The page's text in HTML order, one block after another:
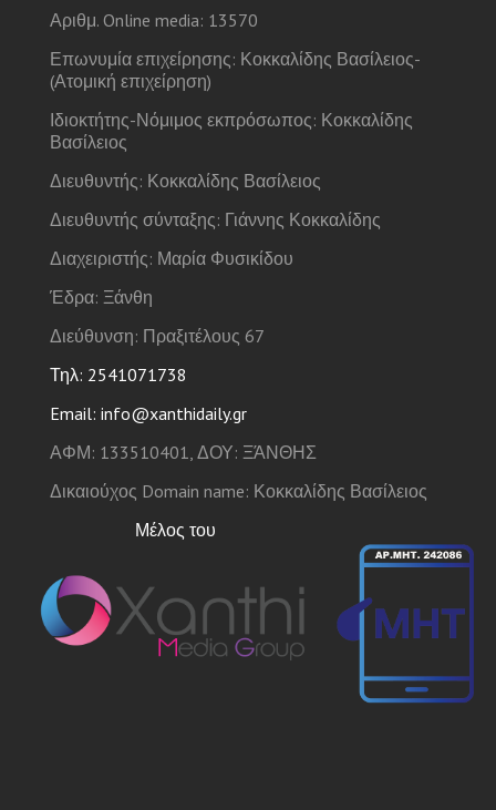
Αριθμ. Online media: 13570
Επωνυμία επιχείρησης: Κοκκαλίδης Βασίλειος-
(Ατομική επιχείρηση)
Ιδιοκτήτης-Νόμιμος εκπρόσωπος: Κοκκαλίδης
Βασίλειος
Διευθυντής: Κοκκαλίδης Βασίλειος
Διευθυντής σύνταξης: Γιάννης Κοκκαλίδης
Διαχειριστής: Μαρία Φυσικίδου
Έδρα: Ξάνθη
Διεύθυνση: Πραξιτέλους 67
Τηλ: 2541071738
Email: info@xanthidaily.gr
ΑΦΜ: 133510401, ΔΟΥ: ΞΆΝΘΗΣ
Δικαιούχος Domain name: Κοκκαλίδης Βασίλειος
Μέλος του